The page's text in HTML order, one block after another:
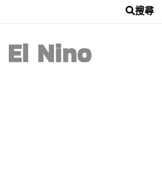
搜尋